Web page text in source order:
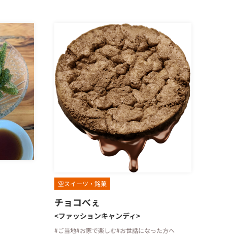
空スイーツ・銘菓
チョコべぇ
<ファッションキャンディ>
#ご当地#お家で楽しむ#お世話になった方へ